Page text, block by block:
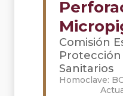
Comisión
Sanitarios
Homoclave: